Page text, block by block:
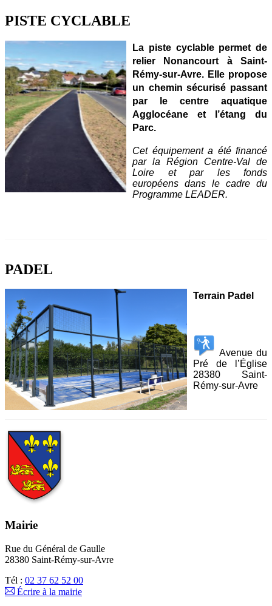
PISTE CYCLABLE
La piste cyclable permet de
relier Nonancourt à Saint-
Rémy-sur-Avre. Elle propose
un chemin sécurisé passant
par le centre aquatique
Agglocéane et l’étang du
Parc.
Cet équipement a été financé
par la Région Centre-Val de
Loire et par les fonds
européens dans le cadre du
Programme LEADER.
PADEL
Terrain Padel
Avenue du
Pré de l’Église
28380 Saint-
Rémy-sur-Avre
Mairie
Rue du Général de Gaulle
28380 Saint-Rémy-sur-Avre
Tél : 02 37 62 52 00
Écrire à la mairie